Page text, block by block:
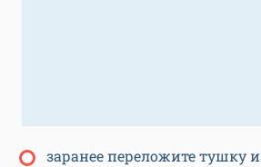
заранее переложите тушку